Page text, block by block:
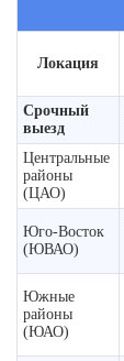
Локация
Срочный
выезд
Центральные
районы
(ЦАО)
Юго-Восток
(ЮВАО)
Южные
районы
(ЮАО)